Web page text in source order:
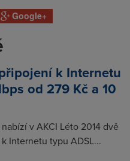
Google+
k Internetu
od 279 Kč a 10
v AKCI Léto 2014 dvě
Internetu typu ADSL...